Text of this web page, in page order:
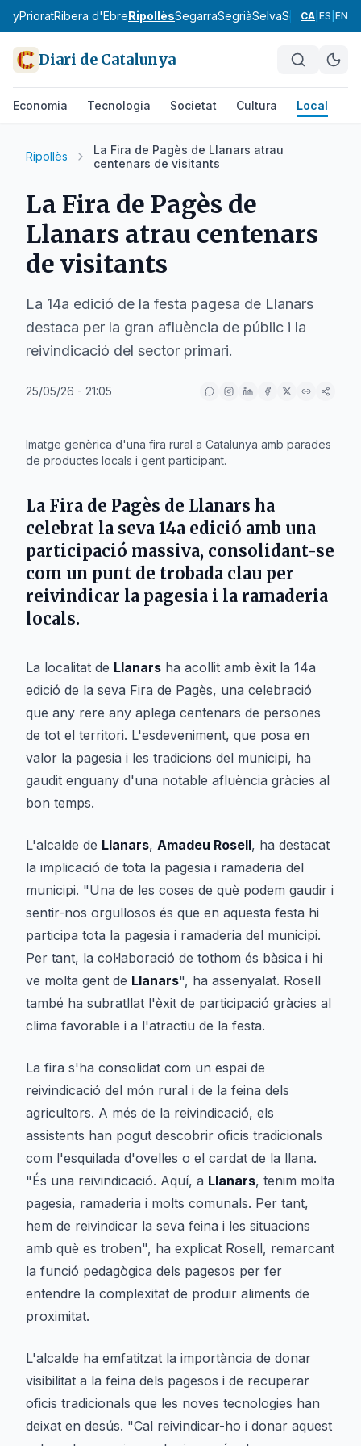
PrioratRibera d'EbreRipollèsSegarraSegriàSelvaSolsonès
CA ES EN
Diari de Catalunya
Economia Tecnologia Societat Cultura Local
Ripollès
La Fira de Pagès de Llanars atrau
centenars de visitants
La Fira de Pagès de
Llanars atrau centenars
de visitants
La 14a edició de la festa pagesa de Llanars
destaca per la gran afluència de públic i la
reivindicació del sector primari.
25/05/26 - 21:05
Imatge genèrica d'una fira rural a Catalunya amb parades
de productes locals i gent participant.
La Fira de Pagès de Llanars ha
celebrat la seva 14a edició amb una
participació massiva, consolidant-se
com un punt de trobada clau per
reivindicar la pagesia i la ramaderia
locals.
La localitat de Llanars ha acollit amb èxit la 14a
edició de la seva Fira de Pagès, una celebració
que any rere any aplega centenars de persones
de tot el territori. L'esdeveniment, que posa en
valor la pagesia i les tradicions del municipi, ha
gaudit enguany d'una notable afluència gràcies al
bon temps.
L'alcalde de Llanars, Amadeu Rosell, ha destacat
la implicació de tota la pagesia i ramaderia del
municipi. "Una de les coses de què podem gaudir i
sentir-nos orgullosos és que en aquesta festa hi
participa tota la pagesia i ramaderia del municipi.
Per tant, la col·laboració de tothom és bàsica i hi
ve molta gent de Llanars", ha assenyalat. Rosell
també ha subratllat l'èxit de participació gràcies al
clima favorable i a l'atractiu de la festa.
La fira s'ha consolidat com un espai de
reivindicació del món rural i de la feina dels
agricultors. A més de la reivindicació, els
assistents han pogut descobrir oficis tradicionals
com l'esquilada d'ovelles o el cardat de la llana.
"És una reivindicació. Aquí, a Llanars, tenim molta
pagesia, ramaderia i molts comunals. Per tant,
hem de reivindicar la seva feina i les situacions
amb què es troben", ha explicat Rosell, remarcant
la funció pedagògica dels pagesos per fer
entendre la complexitat de produir aliments de
proximitat.
L'alcalde ha emfatitzat la importància de donar
visibilitat a la feina dels pagesos i de recuperar
oficis tradicionals que les noves tecnologies han
deixat en desús. "Cal reivindicar-ho i donar aquest